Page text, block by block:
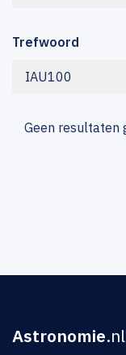
Trefwoord
IAU100
Geen resultaten
Astronomie.nl